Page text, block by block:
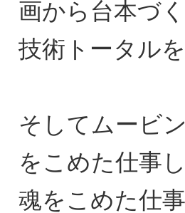
画から台本づ
技術トータル
そしてムービ
をこめた仕事
魂をこめた仕